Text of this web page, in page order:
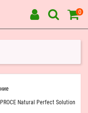
0
Natural Perfect Solution